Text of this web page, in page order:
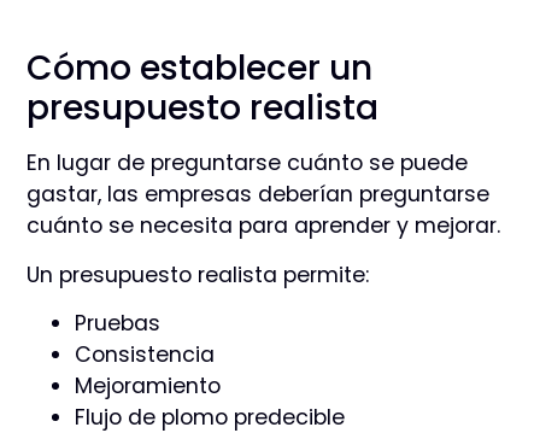
Cómo establecer un
presupuesto realista
En lugar de preguntarse cuánto se puede
gastar, las empresas deberían preguntarse
cuánto se necesita para aprender y mejorar.
Un presupuesto realista permite:
Pruebas
Consistencia
Mejoramiento
Flujo de plomo predecible